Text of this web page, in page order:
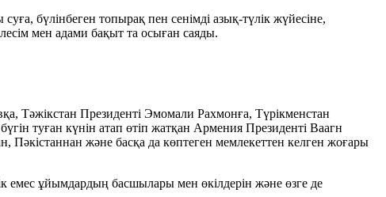
суға, бүлінбеген топырақ пен сенімді азық-түлік жүйесіне,
мен адами бақыт та осыған саяды.
Тәжікстан Президенті Эмомали Рахмонға, Түрікменстан
туған күнін атап өтіп жатқан Армения Президенті Ваагн
және басқа да көптеген мемлекеттен келген жоғары
емес ұйымдардың басшылары мен өкілдерін және өзге де